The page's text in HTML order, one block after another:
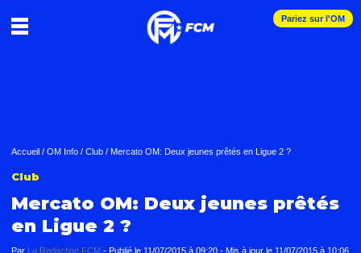
Pariez sur l'OM
Accueil / OM Info / Club / Mercato OM: Deux jeunes prêtés en Ligue 2 ?
Club
Mercato OM: Deux jeunes prêtés
en Ligue 2 ?
Par La Redaction FCM - Publié le 11/07/2015 à 09:20 - Mis à jour le 11/07/2015 à 10:06